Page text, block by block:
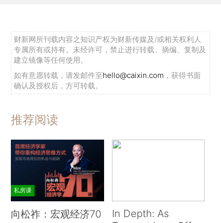
财新网所刊载内容之知识产权为财新传媒及/或相关权利人
专属所有或持有。未经许可，禁止进行转载、摘编、复制及
建立镜像等任何使用。
如有意愿转载，请发邮件至hello@caixin.com ，获得书面
确认及授权后，方可转载。
推荐阅读
私房课
向松祚：宏观经济70
In Depth: As